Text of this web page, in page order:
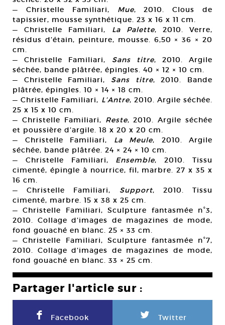
— Christelle Familiari, Mue, 2010. Clous de
tapissier, mousse synthétique. 23 x 16 x 11 cm.
— Christelle Familiari, La Palette, 2010. Verre,
résidus d’étain, peinture, mousse. 6,50 × 36 × 20
cm.
— Christelle Familiari, Sans titre, 2010. Argile
séchée, bande plâtrée, épingles. 40 × 12 × 10 cm.
— Christelle Familiari, Sans titre, 2010. Bande
plâtrée, épingles. 10 × 14 × 18 cm.
— Christelle Familiari, L’Antre, 2010. Argile séchée.
25 x 15 x 10 cm.
— Christelle Familiari, Reste, 2010. Argile séchée
et poussière d’argile. 18 x 20 x 20 cm.
— Christelle Familiari, La Meule, 2010. Argile
séchée, bande plâtrée. 24 × 24 × 10 cm.
— Christelle Familiari, Ensemble, 2010. Tissu
cimenté, épingle à nourrice, fil, marbre. 27 x 35 x
16 cm.
— Christelle Familiari, Support, 2010. Tissu
cimenté, marbre. 15 x 38 x 25 cm.
— Christelle Familiari, Sculpture fantasmée n°3,
2010. Collage d’images de magazines de mode,
fond gouaché en blanc. 25 × 33 cm.
— Christelle Familiari, Sculpture fantasmée n°7,
2010. Collage d’images de magazines de mode,
fond gouaché en blanc. 33 × 25 cm.
Partager l'article sur :
F Facebook L Twitter